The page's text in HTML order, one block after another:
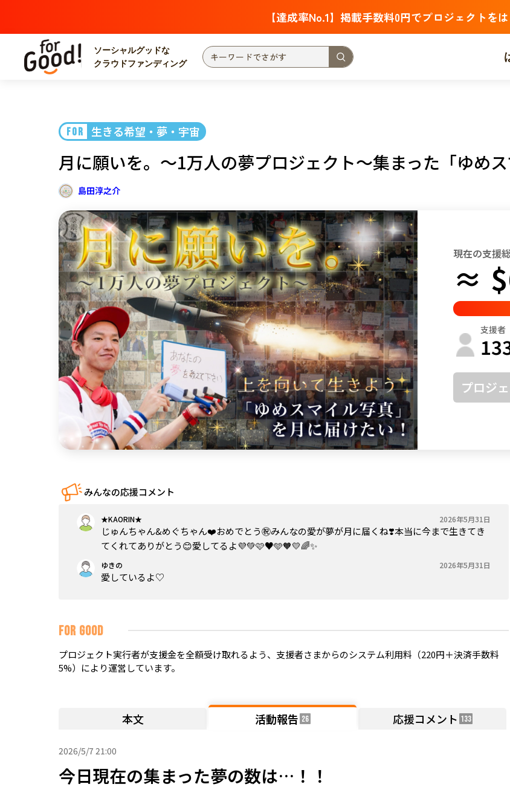
【達成率No.1】掲載手数料0円でプロジェクトを
ソーシャルグッドな
クラウドファンディング
カテゴリーからさがす 国際協力
災害
社会貢献
地域からさがす
関東 茨城 栃木 群馬 埼玉 千葉
中部 新潟 富山 石川 福井 山梨
近畿 三重 滋賀 京都 大阪 兵庫
中国 鳥取 島根 岡山 広島 山口
四国 徳島 香川 愛媛 高知
九州・沖縄 福岡 佐賀 長崎 熊本 大分 鹿児島
FOR 生きる希望・夢・宇宙
月に願いを。〜1万人の夢プロジェクト〜集まった「ゆめ
島田淳之介
現在の支援
≈
支援者
プロジ
みんなの応援コメント
★KAORIN★ 2026年5月31日
じゅんちゃん&めぐちゃん❤️おめでとう㊗️みんなの愛が夢が月に届くね❣️本当に今まで生きてき
てくれてありがとう😊愛してるよ💜💚🩷♥️🩵🧡💛🌈✨
ゆきの 2026年5月31日
愛しているよ♡
FOR GOOD
プロジェクト実行者が支援金を全額受け取れるよう、支援者さまからのシステム利用料（220円＋決済手数料
5%）により運営しています。
本文 活動報告 26 応援コメント 133
2026/5/7 21:00
今日現在の集まった夢の数は…！！